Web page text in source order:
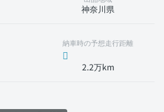
神奈川県
納車時の予想走行距離
2.2万km